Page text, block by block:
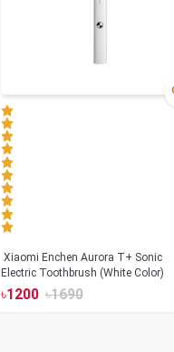
Xiaomi Enchen Aurora T+ Sonic
Electric Toothbrush (White Color)
৳1200 ৳1690